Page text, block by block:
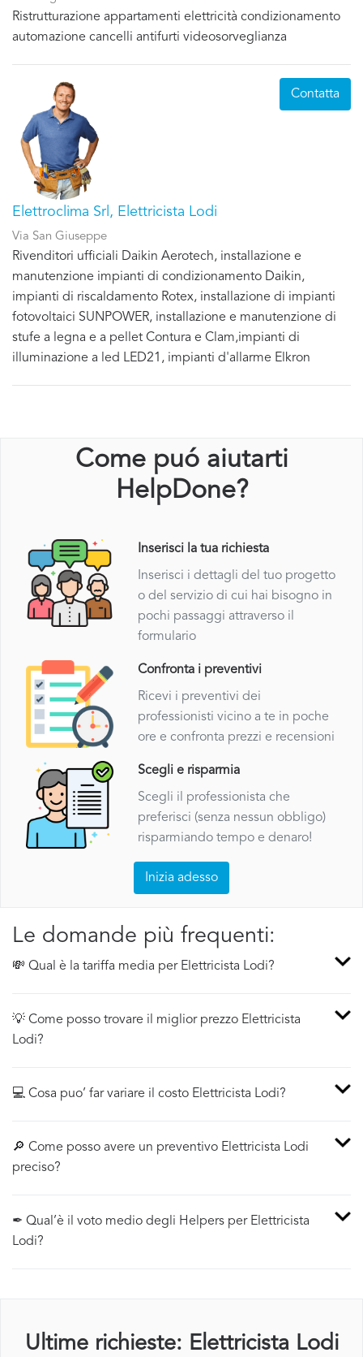
Ristrutturazione appartamenti elettricità condizionamento
automazione cancelli antifurti videosorveglianza
Elettroclima Srl, Elettricista Lodi
Via San Giuseppe
Rivenditori ufficiali Daikin Aerotech, installazione e
manutenzione impianti di condizionamento Daikin,
impianti di riscaldamento Rotex, installazione di impianti
fotovoltaici SUNPOWER, installazione e manutenzione di
stufe a legna e a pellet Contura e Clam,impianti di
illuminazione a led LED21, impianti d'allarme Elkron
Contatta
Come puó aiutarti
HelpDone?
Inserisci la tua richiesta
Inserisci i dettagli del tuo progetto
o del servizio di cui hai bisogno in
pochi passaggi attraverso il
formulario
Confronta i preventivi
Ricevi i preventivi dei
professionisti vicino a te in poche
ore e confronta prezzi e recensioni
Scegli e risparmia
Scegli il professionista che
preferisci (senza nessun obbligo)
risparmiando tempo e denaro!
Inizia adesso
Le domande più frequenti:
💸 Qual è la tariffa media per Elettricista Lodi?
💡 Come posso trovare il miglior prezzo Elettricista
Lodi?
💻 Cosa puo’ far variare il costo Elettricista Lodi?
🔎 Come posso avere un preventivo Elettricista Lodi
preciso?
✒ Qual’è il voto medio degli Helpers per Elettricista
Lodi?
Ultime richieste: Elettricista Lodi